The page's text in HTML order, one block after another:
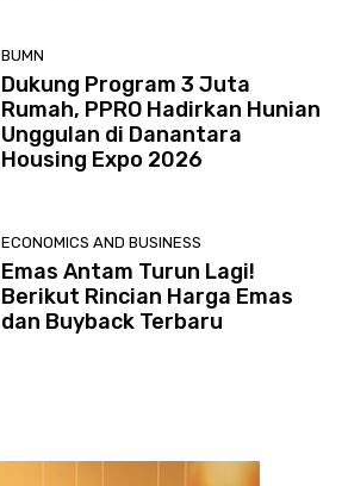
BUMN
Dukung Program 3 Juta
Rumah, PPRO Hadirkan Hunian
Unggulan di Danantara
Housing Expo 2026
ECONOMICS AND BUSINESS
Emas Antam Turun Lagi!
Berikut Rincian Harga Emas
dan Buyback Terbaru